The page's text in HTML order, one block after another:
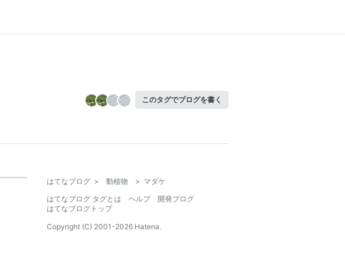
このタグでブログを書く
はてなブログ > 動植物 > マダケ
はてなブログ タグとは
ヘルプ
開発ブログ
はてなブログトップ
Copyright (C) 2001-2026 Hatena.